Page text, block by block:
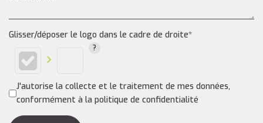
Glisser/déposer le logo dans le cadre de droite*
J'autorise la collecte et le traitement de mes données,
conformément à la politique de confidentialité